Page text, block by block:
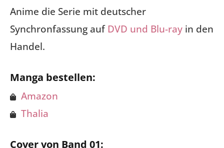
Anime die Serie mit deutscher
Synchronfassung aufDVD und Blu-ray in den
Handel.
Manga bestellen:
Amazon
Thalia
Cover von Band 01: